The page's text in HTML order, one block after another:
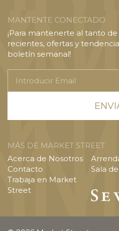
MANTENTE CONECTADO
¡Para mantenerte al tanto
recientes, ofertas y
boletín semanal!
Email
MÁS DE MARKET STREET
Acerca de Nosotros
Contacto
Trabaja en Market
Street
Sala